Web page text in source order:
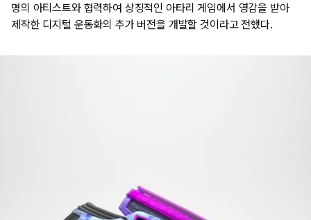
명의 아티스트와 협력하여 상징적인 아타리 게임에서 영감을 받아
제작한 디지털 운동화의 추가 버전을 개발할 것이라고 전했다.